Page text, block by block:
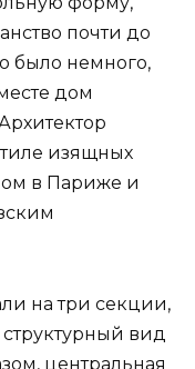
почти до
было немного,
дом
изящных
в Париже и
на три секции,
вид
центральная